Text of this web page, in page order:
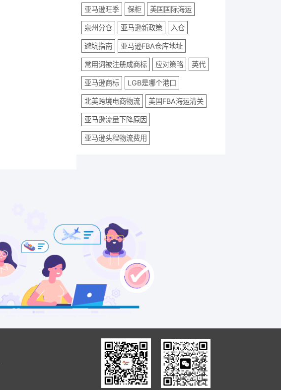
亚马逊旺季 保柜 美国国际海运
泉州分仓 亚马逊新政策 入仓
避坑指南 亚马逊FBA仓库地址
常用词被注册成商标 应对策略 英代
亚马逊商标 LGB是哪个港口
北美跨境电商物流 美国FBA海运清关
亚马逊流量下降原因
亚马逊头程物流费用